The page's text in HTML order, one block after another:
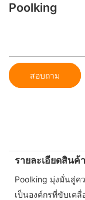
Poolking
สอบถาม
รายละเอียดสินค้า
Poolking มุ่งมั่นสู่ค
เป็นองค์กรที่ขับเค